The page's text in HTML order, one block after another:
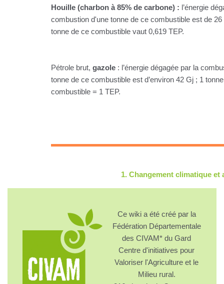
Houille (charbon à 85% de carbone) : l’énergie
combustion d'une tonne de ce combustible est de 26
tonne de ce combustible vaut 0,619 TEP.
Pétrole brut, gazole : l’énergie dégagée par la
tonne de ce combustible est d’environ 42 Gj ; 1
combustible = 1 TEP.
1. Changement climatique et
Ce wiki a été créé par la
Fédération Départementale
des CIVAM* du Gard
Centre d'initiatives pour
Valoriser l'Agriculture et le
Milieu rural.